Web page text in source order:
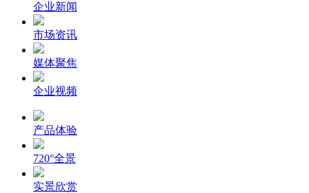
企业新闻
市场资讯
媒体聚焦
企业视频
产品体验
720°全景
实景欣赏